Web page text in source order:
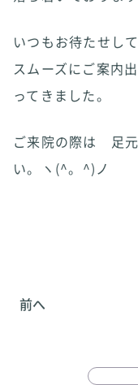
いつもお待たせし
スムーズにご案内
ってきました。
ご来院の際は 足
い。ヽ(^。^)ノ
前へ